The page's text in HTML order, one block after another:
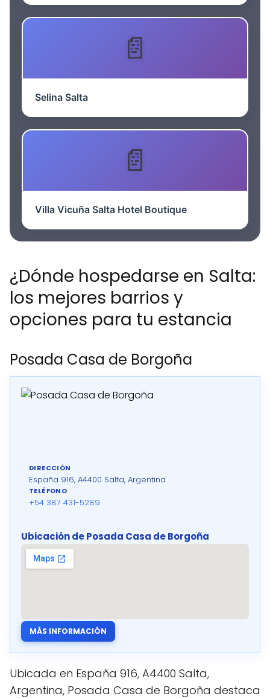
Selina Salta
Villa Vicuña Salta Hotel Boutique
¿Dónde hospedarse en Salta:
los mejores barrios y
opciones para tu estancia
Posada Casa de Borgoña
DIRECCIÓN
España 916, A4400 Salta, Argentina
TELÉFONO
+54 387 431-5289
Ubicación de Posada Casa de Borgoña
MÁS INFORMACIÓN
Ubicada en España 916, A4400 Salta,
Argentina, Posada Casa de Borgoña destaca